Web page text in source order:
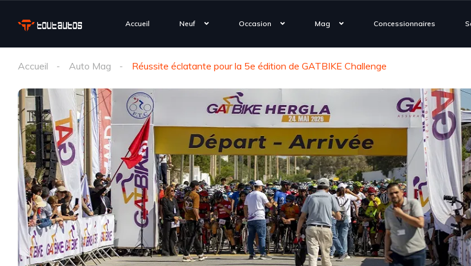
Accueil Neuf Occasion Mag Concessionnaires
Accueil Auto Mag Réussite éclatante pour la 5e édition de GATBIKE Challenge